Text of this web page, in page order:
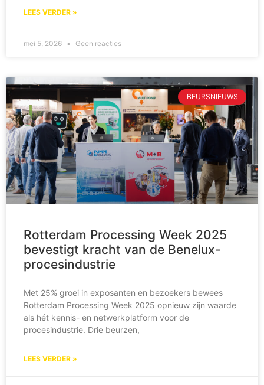
LEES VERDER »
mei 5, 2026 Geen reacties
BEURSNIEUWS
Rotterdam Processing Week 2025
bevestigt kracht van de Benelux-
procesindustrie
Met 25% groei in exposanten en bezoekers bewees
Rotterdam Processing Week 2025 opnieuw zijn waarde
als hét kennis- en netwerkplatform voor de
procesindustrie. Drie beurzen,
LEES VERDER »